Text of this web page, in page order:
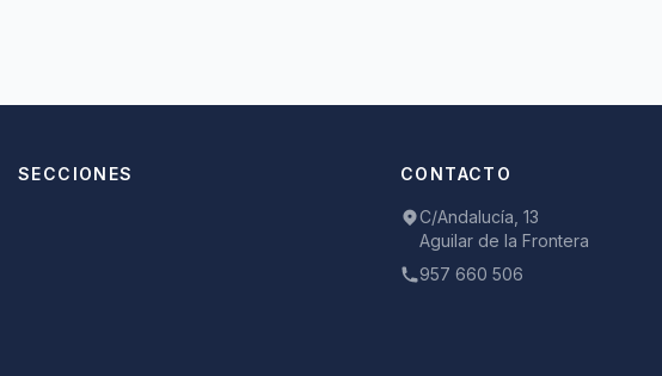
SECCIONES CONTACTO
C/Andalucía, 13
Aguilar de la Frontera
957 660 506